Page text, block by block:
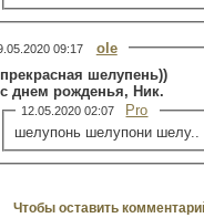
09:17
ole
прекрасная шелупень))
с днем рожденья, Ник.
12.05.2020 02:07
Pro
шелупонь шелупони шелу..
Чтобы оставить